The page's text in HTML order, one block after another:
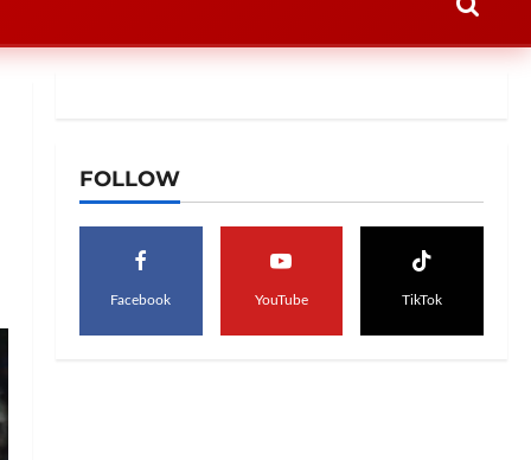
FOLLOW
Facebook YouTube TikTok